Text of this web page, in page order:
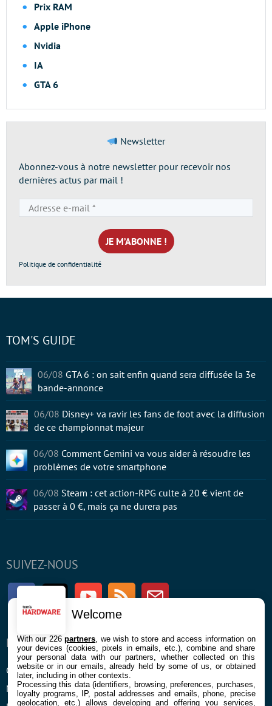
Prix RAM
Apple iPhone
Nvidia
IA
GTA 6
Newsletter
Abonnez-vous à notre newsletter pour recevoir nos
dernières actus par mail !
e-
mail
*
Politique de confidentialité
SUIVEZ-NOUS
FacebookTwitter Youtube RSS Newsletter
ENTREPRISE
Confidentialité et Cookies
Mentions légales et CGU
À PROPOS
Contact
TOM'S GUIDE
06/08 GTA 6 : on sait enfin quand sera diffusée la 3e
bande-annonce
06/08 Disney+ va ravir les fans de foot avec la diffusion
de ce championnat majeur
06/08 Comment Gemini va vous aider à résoudre les
problèmes de votre smartphone
06/08 Steam : cet action-RPG culte à 20 € vient de
passer à 0 €, mais ça ne durera pas
Welcome
With our 226partners , we wish to store and access information on
your devices (cookies, pixels in emails, etc.), combine and share
your personal data with our partners, whether collected on this
website or in our emails, already held by some of us, or obtained
later, including in other contexts.
Processing this data (identifiers, browsing, preferences, purchases,
loyalty programs, IP, postal addresses and emails, phone, precise
geolocation, etc.) allows developing and offering you services,